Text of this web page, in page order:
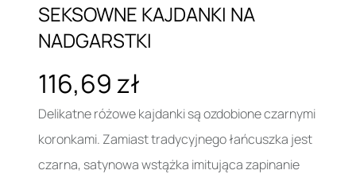
SEKSOWNE KAJDANKI NA
NADGARSTKI
116,69 zł
Delikatne różowe kajdanki są ozdobione czarnymi
koronkami. Zamiast tradycyjnego łańcuszka jest
czarna, satynowa wstążka imitująca zapinanie